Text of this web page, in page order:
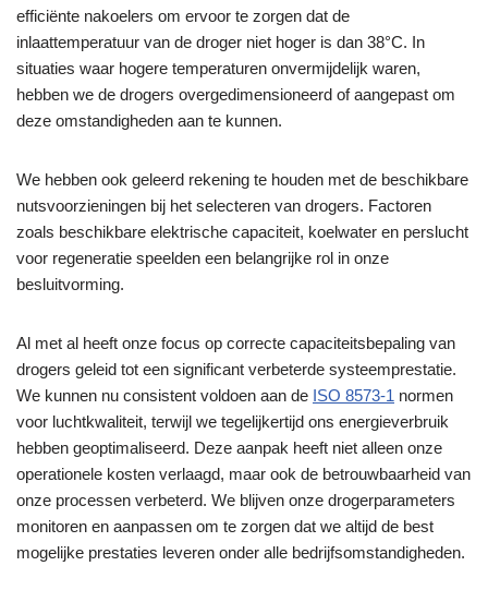
efficiënte nakoelers om ervoor te zorgen dat de
inlaattemperatuur van de droger niet hoger is dan 38°C. In
situaties waar hogere temperaturen onvermijdelijk waren,
hebben we de drogers overgedimensioneerd of aangepast om
deze omstandigheden aan te kunnen.
We hebben ook geleerd rekening te houden met de beschikbare
nutsvoorzieningen bij het selecteren van drogers. Factoren
zoals beschikbare elektrische capaciteit, koelwater en perslucht
voor regeneratie speelden een belangrijke rol in onze
besluitvorming.
Al met al heeft onze focus op correcte capaciteitsbepaling van
drogers geleid tot een significant verbeterde systeemprestatie.
We kunnen nu consistent voldoen aan de ISO 8573-1 normen
voor luchtkwaliteit, terwijl we tegelijkertijd ons energieverbruik
hebben geoptimaliseerd. Deze aanpak heeft niet alleen onze
operationele kosten verlaagd, maar ook de betrouwbaarheid van
onze processen verbeterd. We blijven onze drogerparameters
monitoren en aanpassen om te zorgen dat we altijd de best
mogelijke prestaties leveren onder alle bedrijfsomstandigheden.